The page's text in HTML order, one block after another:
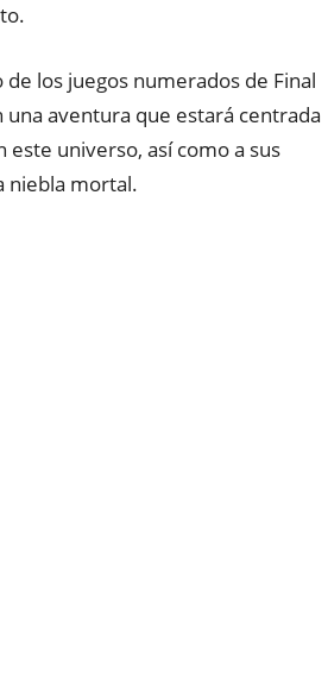
los juegos numerados de Final
una aventura que estará centrada
este universo, así como a sus
niebla mortal.